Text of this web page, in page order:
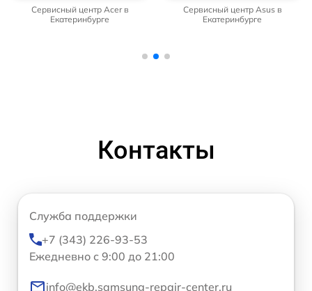
Сервисный центр Acer в
Екатеринбурге
Сервисный центр Asus в
Екатеринбурге
Контакты
Служба поддержки
+7 (343) 226-93-53
Ежедневно с 9:00 до 21:00
info@ekb.samsung-repair-center.ru